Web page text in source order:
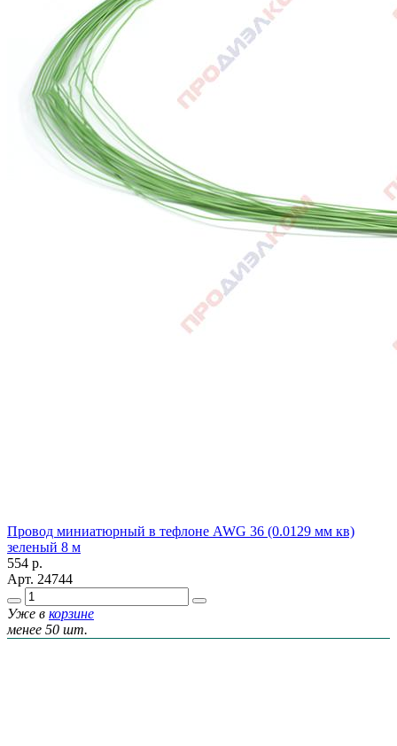
Провод миниатюрный в тефлоне AWG 36 (0.0129 мм кв)
зеленый 8 м
554 р.
Арт. 24744
Уже в корзине
менее 50 шт.